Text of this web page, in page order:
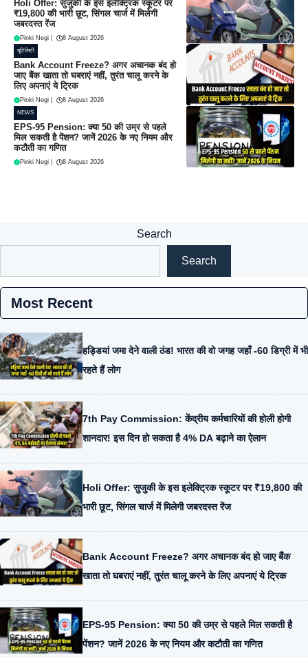
Holi Offer: सुजुकी के इस इलेक्ट्रिक स्कूटर पर
₹19,800 की भारी छूट, सिंगल चार्ज में मिलेगी
जबरदस्त रेंज
Pinki Negi 8 August 2026
यूटिलिटी
Bank Account Freeze? अगर अचानक बंद हो
जाए बैंक खाता तो घबराएं नहीं, तुरंत चालू करने के
लिए अपनाएं ये ट्रिक
Pinki Negi 8 August 2026
NEWS
EPS-95 Pension: क्या 50 की उम्र से पहले
मिल सकती है पेंशन? जानें 2026 के नए नियम और
कटौती का गणित
Pinki Negi 8 August 2026
Search
Search
Most Recent
हड्डियां जमा देने वाली ठंड! भारत की वो जगह जहाँ -60 डिग्री में भी
रहते हैं लोग
7th Pay Commission: केंद्रीय कर्मचारियों की होली होगी
शानदार! इस दिन हो सकता है 4% DA बढ़ाने का ऐलान
Holi Offer: सुजुकी के इस इलेक्ट्रिक स्कूटर पर ₹19,800 की
भारी छूट, सिंगल चार्ज में मिलेगी जबरदस्त रेंज
Bank Account Freeze? अगर अचानक बंद हो जाए बैंक
खाता तो घबराएं नहीं, तुरंत चालू करने के लिए अपनाएं ये ट्रिक
EPS-95 Pension: क्या 50 की उम्र से पहले मिल सकती है
पेंशन? जानें 2026 के नए नियम और कटौती का गणित